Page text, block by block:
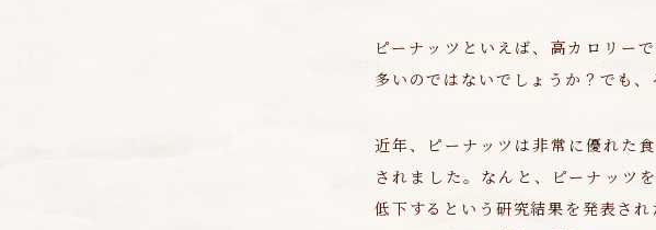
ピーナッツといえば、高カロリー
多いのではないでしょうか？でも
近年、ピーナッツは非常に優れた
されました。なんと、ピーナッツ
低下するという研究結果を発表され